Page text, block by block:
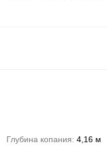
Глубина копания 4,16 м